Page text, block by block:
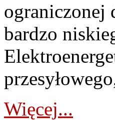
ograniczonej
bardzo
Więcej...